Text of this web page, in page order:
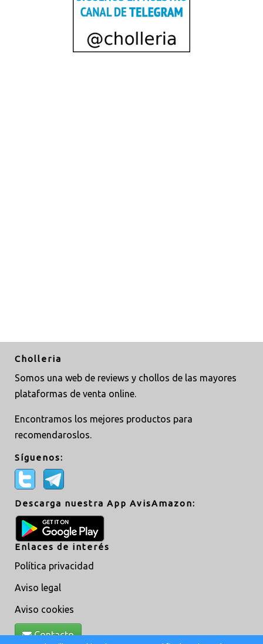
Cholleria
Somos una web de reviews y chollos de las mayores
plataformas de venta online.
Encontramos los mejores productos para
recomendaroslos.
Síguenos:
Descarga nuestra App AvisAmazon:
Enlaces de interés
Política privacidad
Aviso legal
Aviso cookies
Contacto